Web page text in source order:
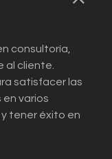
consultoría,
al cliente.
satisfacer las
varios
tener éxito en